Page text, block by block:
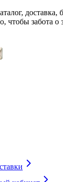
доставка,
чтобы забота о